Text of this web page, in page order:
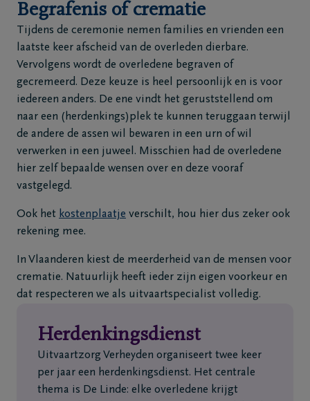
Begrafenis of crematie
Tijdens de ceremonie nemen families en vrienden een
laatste keer afscheid van de overleden dierbare.
Vervolgens wordt de overledene begraven of
gecremeerd. Deze keuze is heel persoonlijk en is voor
iedereen anders. De ene vindt het geruststellend om
naar een (herdenkings)plek te kunnen teruggaan terwijl
de andere de assen wil bewaren in een urn of wil
verwerken in een juweel. Misschien had de overledene
hier zelf bepaalde wensen over en deze vooraf
vastgelegd.
Ook het kostenplaatje verschilt, hou hier dus zeker ook
rekening mee.
In Vlaanderen kiest de meerderheid van de mensen voor
crematie. Natuurlijk heeft ieder zijn eigen voorkeur en
dat respecteren we als uitvaartspecialist volledig.
Herdenkingsdienst
Uitvaartzorg Verheyden organiseert twee keer
per jaar een herdenkingsdienst. Het centrale
thema is De Linde: elke overledene krijgt